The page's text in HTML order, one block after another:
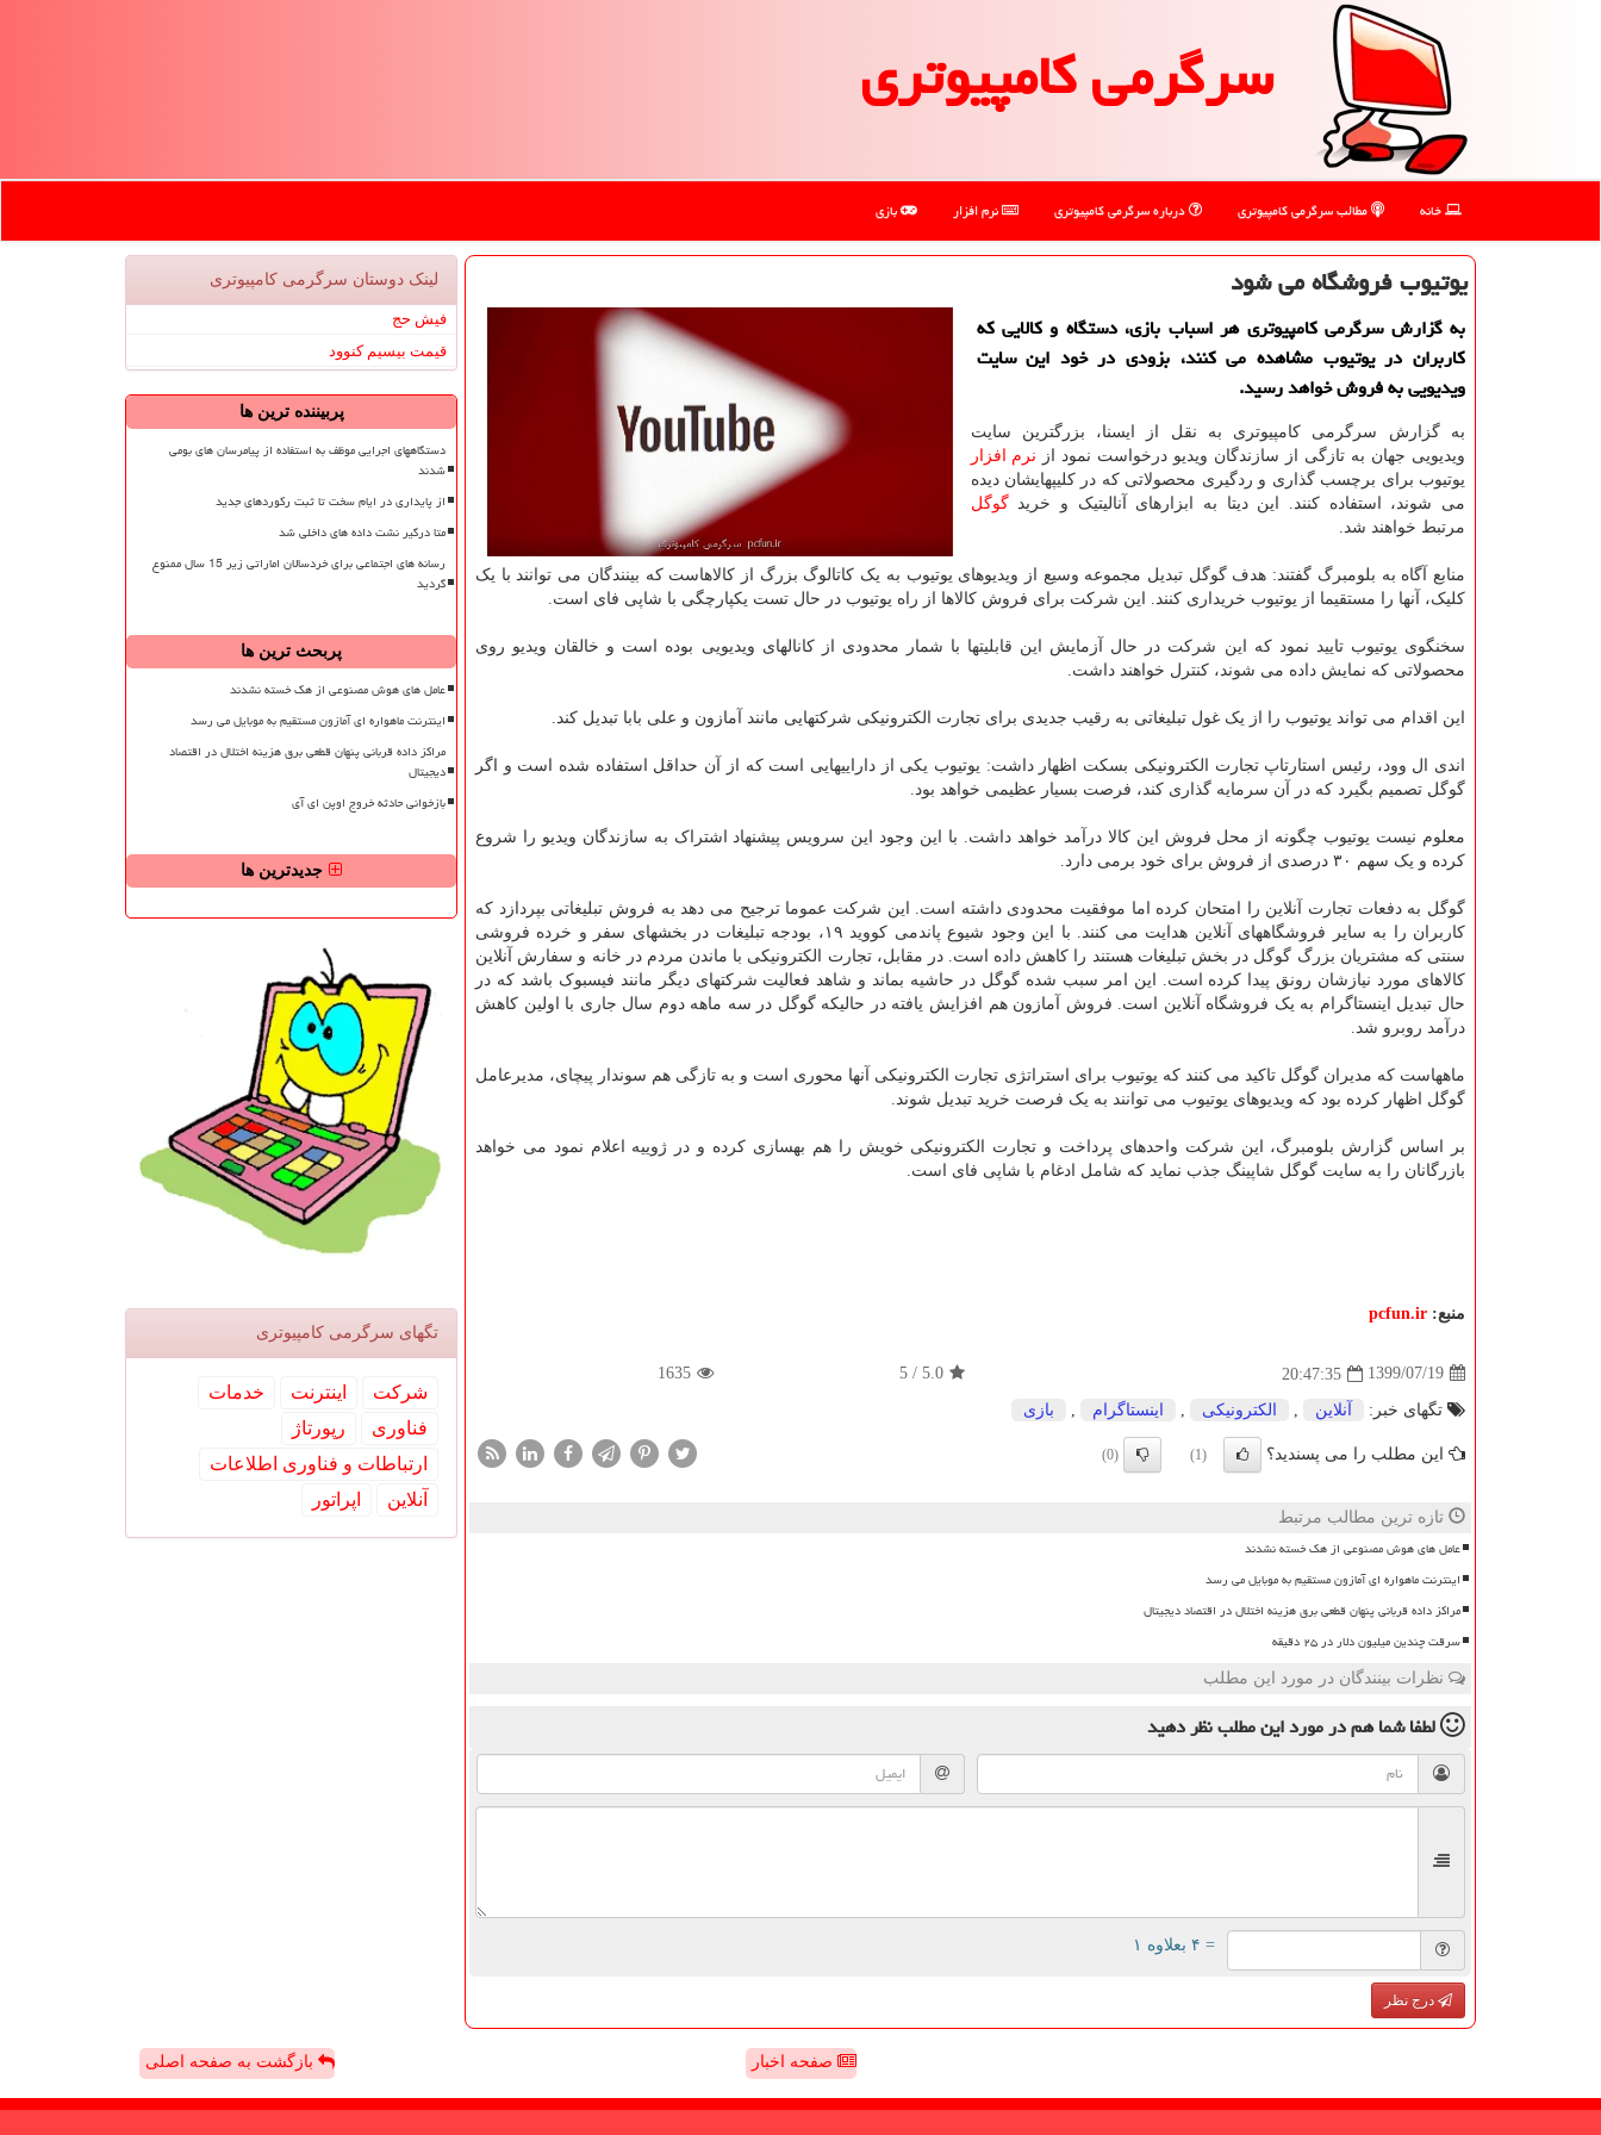
سرگرمی كامپیوتری
خانه مطالب سرگرمی كامپیوتری درباره سرگرمی كامپیوتری نرم افزار بازی
یوتیوب فروشگاه می شود
به گزارش سرگرمی كامپیوتری هر اسباب بازی، دستگاه و كالایی كه
كاربران در یوتیوب مشاهده می كنند، بزودی در خود این سایت
ویدیویی به فروش خواهد رسید.
به گزارش سرگرمی کامپیوتری به نقل از ایسنا، بزرگترین سایت
ویدیویی جهان به تازگی از سازندگان ویدیو درخواست نمود از نرم افزار
یوتیوب برای برچسب گذاری و ردگیری محصولاتی که در کلیپهایشان دیده
می شوند، استفاده کنند. این دیتا به ابزارهای آنالیتیک و خریدگوگل
مرتبط خواهند شد.
منابع آگاه به بلومبرگ گفتند: هدف گوگل تبدیل مجموعه وسیع از ویدیوهای یوتیوب به یک کاتالوگ بزرگ از کالاهاست که بینندگان می توانند با یک
کلیک، آنها را مستقیما از یوتیوب خریداری کنند. این شرکت برای فروش کالاها از راه یوتیوب در حال تست یکپارچگی با شاپی فای است.
سخنگوی یوتیوب تایید نمود که این شرکت در حال آزمایش این قابلیتها با شمار محدودی از کانالهای ویدیویی بوده است و خالقان ویدیو روی
محصولاتی که نمایش داده می شوند، کنترل خواهند داشت.
این اقدام می تواند یوتیوب را از یک غول تبلیغاتی به رقیب جدیدی برای تجارت الکترونیکی شرکتهایی مانند آمازون و علی بابا تبدیل کند.
اندی ال وود، رئیس استارتاپ تجارت الکترونیکی بسکت اظهار داشت: یوتیوب یکی از داراییهایی است که از آن حداقل استفاده شده است و اگر
گوگل تصمیم بگیرد که در آن سرمایه گذاری کند، فرصت بسیار عظیمی خواهد بود.
معلوم نیست یوتیوب چگونه از محل فروش این کالا درآمد خواهد داشت. با این وجود این سرویس پیشنهاد اشتراک به سازندگان ویدیو را شروع
کرده و یک سهم ۳۰ درصدی از فروش برای خود برمی دارد.
گوگل به دفعات تجارت آنلاین را امتحان کرده اما موفقیت محدودی داشته است. این شرکت عموما ترجیح می دهد به فروش تبلیغاتی بپردازد که
کاربران را به سایر فروشگاههای آنلاین هدایت می کنند. با این وجود شیوع پاندمی کووید ۱۹، بودجه تبلیغات در بخشهای سفر و خرده فروشی
سنتی که مشتریان بزرگ گوگل در بخش تبلیغات هستند را کاهش داده است. در مقابل، تجارت الکترونیکی با ماندن مردم در خانه و سفارش آنلاین
کالاهای مورد نیازشان رونق پیدا کرده است. این امر سبب شده گوگل در حاشیه بماند و شاهد فعالیت شرکتهای دیگر مانند فیسبوک باشد که در
حال تبدیل اینستاگرام به یک فروشگاه آنلاین است. فروش آمازون هم افزایش یافته در حالیکه گوگل در سه ماهه دوم سال جاری با اولین کاهش
درآمد روبرو شد.
ماههاست که مدیران گوگل تاکید می کنند که یوتیوب برای استراتژی تجارت الکترونیکی آنها محوری است و به تازگی هم سوندار پیچای، مدیرعامل
گوگل اظهار کرده بود که ویدیوهای یوتیوب می توانند به یک فرصت خرید تبدیل شوند.
بر اساس گزارش بلومبرگ، این شرکت واحدهای پرداخت و تجارت الکترونیکی خویش را هم بهسازی کرده و در ژوییه اعلام نمود می خواهد
بازرگانان را به سایت گوگل شاپینگ جذب نماید که شامل ادغام با شاپی فای است.
منبع: pcfun.ir
1399/07/19
20:47:35
5.0
/
5
1635
تگهای خبر: آنلاین الكترونیكی اینستاگرام بازی
این مطلب را می پسندید؟ (1)
(0)
تازه ترین مطالب مرتبط
عامل های هوش مصنوعی از هک خسته نشدند
اینترنت ماهواره ای آمازون مستقیم به موبایل می رسد
مراکز داده قربانی پنهان قطعی برق هزینه اختلال در اقتصاد دیجیتال
سرقت چندین میلیون دلار در ۲۵ دقیقه
نظرات بینندگان در مورد این مطلب
لطفا شما همدر مورد این مطلبنظر دهید
= ۴ بعلاوه ۱
درج نظر
لینک دوستان سرگرمی كامپیوتری
فیش حج
قیمت بیسیم کنوود
پربیننده ترین ها
دستگاههای اجرایی موظف به استفاده از پیامرسان های بومی
شدند
از پایداری در ایام سخت تا ثبت رکوردهای جدید
متا درگیر نشت داده های داخلی شد
رسانه های اجتماعی برای خردسالان اماراتی زیر 15 سال ممنوع
گردید
پربحث ترین ها
عامل های هوش مصنوعی از هک خسته نشدند
اینترنت ماهواره ای آمازون مستقیم به موبایل می رسد
مراکز داده قربانی پنهان قطعی برق هزینه اختلال در اقتصاد
دیجیتال
بازخوانی حادثه خروج اوپن ای آی
جدیدترین ها
تگهای سرگرمی كامپیوتری
شركت اینترنت
خدمات
فناوری
رپورتاژ
ارتباطات و فناوری اطلاعات
آنلاین
اپراتور
صفحه اخبار بازگشت به صفحه اصلی